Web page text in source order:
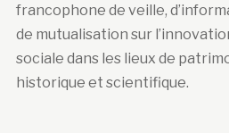
francophone de veille,
de mutualisation sur
sociale dans les lieux de
historique et scientifique.